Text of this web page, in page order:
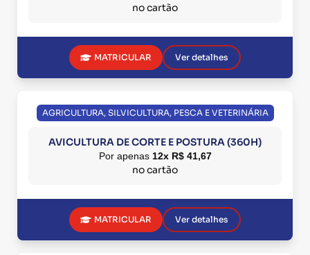
no cartão
MATRICULAR Ver detalhes
AGRICULTURA, SILVICULTURA, PESCA E VETERINÁRIA
AVICULTURA DE CORTE E POSTURA (360H)
Por apenas 12x R$ 41,67
no cartão
MATRICULAR Ver detalhes